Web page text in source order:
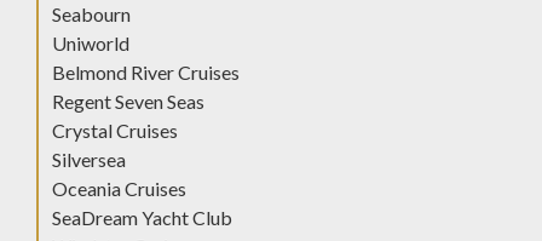
Seabourn
Uniworld
Belmond River Cruises
Regent Seven Seas
Crystal Cruises
Silversea
Oceania Cruises
SeaDream Yacht Club